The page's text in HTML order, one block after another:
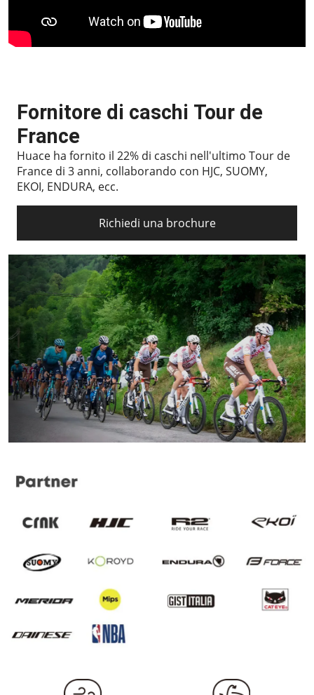
Fornitore di caschi Tour de
France
Huace ha fornito il 22% di caschi nell'ultimo Tour de
France di 3 anni, collaborando con HJC, SUOMY,
EKOI, ENDURA, ecc.
Richiedi una brochure